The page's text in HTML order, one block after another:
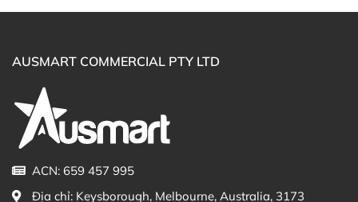
Công dụng của Dầu gội Dercos Anti-Dandruff DS
Shampoo for Dry Hair
AUSMART COMMERCIAL PTY LTD
ACN: 659 457 995
Địa chỉ: Keysborough, Melbourne, Australia, 3173